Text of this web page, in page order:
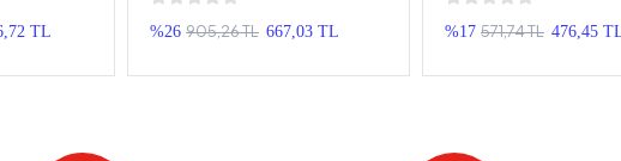
TL %26 905,26 TL 667,03 TL %17 571,74 TL 476,45